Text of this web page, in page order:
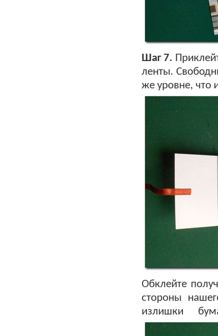
Шаг 7.
ленты.
же уровне, что
Обклейте
стороны
излишки